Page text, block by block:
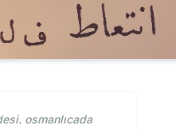
osmanlıcada